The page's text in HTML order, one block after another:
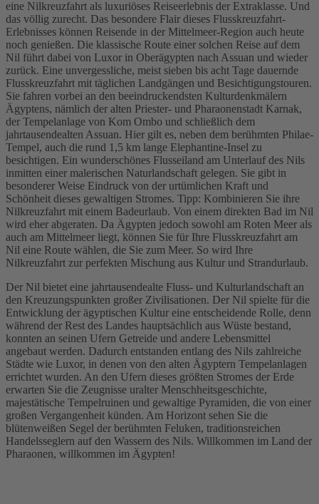
eine Nilkreuzfahrt als luxuriöses Reiseerlebnis der Extraklasse. Und
das völlig zurecht. Das besondere Flair dieses Flusskreuzfahrt-
Erlebnisses können Reisende in der Mittelmeer-Region auch heute
noch genießen. Die klassische Route einer solchen Reise auf dem
Nil führt dabei von Luxor in Oberägypten nach Assuan und wieder
zurück. Eine unvergessliche, meist sieben bis acht Tage dauernde
Flusskreuzfahrt mit täglichen Landgängen und Besichtigungstouren.
Sie fahren vorbei an den beeindruckendsten Kulturdenkmälern
Ägyptens, nämlich der alten Priester- und Pharaonenstadt Karnak,
der Tempelanlage von Kom Ombo und schließlich dem
jahrtausendealten Assuan. Hier gilt es, neben dem berühmten Philae-
Tempel, auch die rund 1,5 km lange Elephantine-Insel zu
besichtigen. Ein wunderschönes Flusseiland am Unterlauf des Nils
inmitten einer malerischen Naturlandschaft gelegen. Sie gibt in
besonderer Weise Eindruck von der urtümlichen Kraft und
Schönheit dieses gewaltigen Stromes. Tipp: Kombinieren Sie ihre
Nilkreuzfahrt mit einem Badeurlaub. Von einem direkten Bad im Nil
wird eher abgeraten. Da Ägypten jedoch sowohl am Roten Meer als
auch am Mittelmeer liegt, können Sie für Ihre Flusskreuzfahrt am
Nil eine Route wählen, die Sie zum Meer. So wird Ihre
Nilkreuzfahrt zur perfekten Mischung aus Kultur und Strandurlaub.
Der Nil bietet eine jahrtausendealte Fluss- und Kulturlandschaft an
den Kreuzungspunkten großer Zivilisationen. Der Nil spielte für die
Entwicklung der ägyptischen Kultur eine entscheidende Rolle, denn
während der Rest des Landes hauptsächlich aus Wüste bestand,
konnten an seinen Ufern Getreide und andere Lebensmittel
angebaut werden. Dadurch entstanden entlang des Nils zahlreiche
Städte wie Luxor, in denen von den alten Ägyptern Tempelanlagen
errichtet wurden. An den Ufern dieses größten Stromes der Erde
erwarten Sie die Zeugnisse uralter Menschheitsgeschichte,
majestätische Tempelruinen und gewaltige Pyramiden, die von einer
großen Vergangenheit künden. Am Horizont sehen Sie die
blütenweißen Segel der berühmten Feluken, traditionsreichen
Handelsseglern auf den Wassern des Nils. Willkommen im Land der
Pharaonen, willkommen im Ägypten!